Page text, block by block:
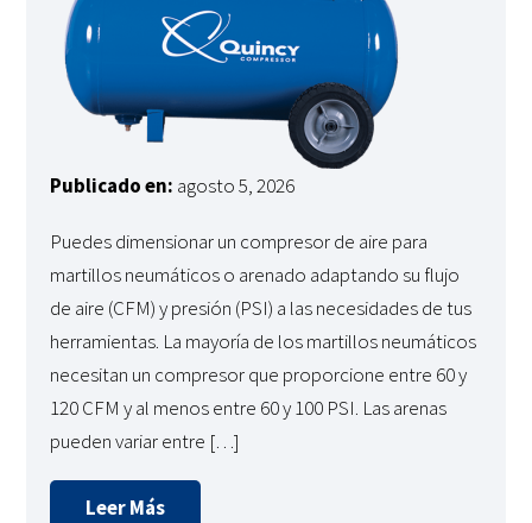
Publicado en: agosto 5, 2026
Puedes dimensionar un compresor de aire para
martillos neumáticos o arenado adaptando su flujo
de aire (CFM) y presión (PSI) a las necesidades de tus
herramientas. La mayoría de los martillos neumáticos
necesitan un compresor que proporcione entre 60 y
120 CFM y al menos entre 60 y 100 PSI. Las arenas
pueden variar entre […]
Leer Más